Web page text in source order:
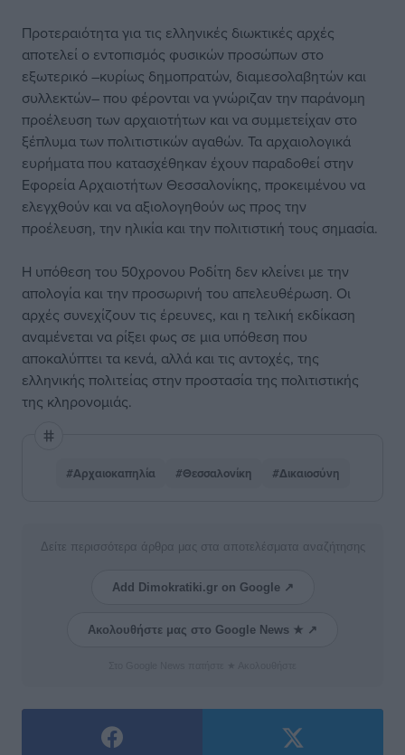
Προτεραιότητα για τις ελληνικές διωκτικές αρχές
αποτελεί ο εντοπισμός φυσικών προσώπων στο
εξωτερικό –κυρίως δημοπρατών, διαμεσολαβητών και
συλλεκτών– που φέρονται να γνώριζαν την παράνομη
προέλευση των αρχαιοτήτων και να συμμετείχαν στο
ξέπλυμα των πολιτιστικών αγαθών. Τα αρχαιολογικά
ευρήματα που κατασχέθηκαν έχουν παραδοθεί στην
Εφορεία Αρχαιοτήτων Θεσσαλονίκης, προκειμένου να
ελεγχθούν και να αξιολογηθούν ως προς την
προέλευση, την ηλικία και την πολιτιστική τους σημασία.
Η υπόθεση του 50χρονου Ροδίτη δεν κλείνει με την
απολογία και την προσωρινή του απελευθέρωση. Οι
αρχές συνεχίζουν τις έρευνες, και η τελική εκδίκαση
αναμένεται να ρίξει φως σε μια υπόθεση που
αποκαλύπτει τα κενά, αλλά και τις αντοχές, της
ελληνικής πολιτείας στην προστασία της πολιτιστικής
της κληρονομιάς.
#Αρχαιοκαπηλία #Θεσσαλονίκη #Δικαιοσύνη
Δείτε περισσότερα άρθρα μας στα αποτελέσματα αναζήτησης
Add Dimokratiki.gr on Google ↗
Ακολουθήστε μας στο Google News ★ ↗